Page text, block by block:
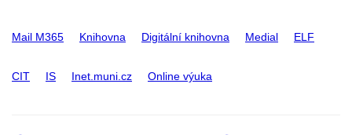
Mail M365 Knihovna Digitální knihovna Medial ELF
CIT IS Inet.muni.cz Online výuka